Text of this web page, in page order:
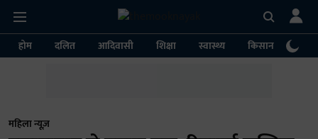
होम दलित आदिवासी शिक्षा स्वास्थ्य किसान
महिला न्यूज़